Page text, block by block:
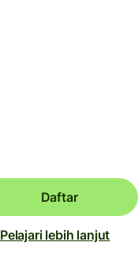
Daftar
Pelajari lebih lanjut